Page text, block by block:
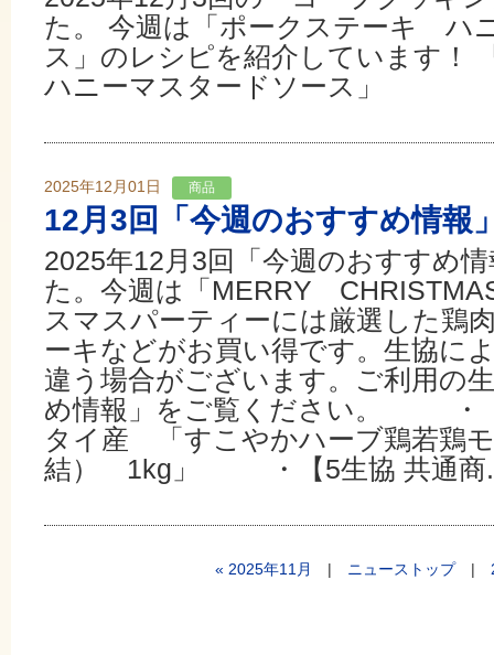
た。 今週は「ポークステーキ ハ
ス」のレシピを紹介しています
ハニーマスタードソース」
2025年12月01日 商品
12月3回「今週のおすすめ情報
2025年12月3回「今週のおすすめ
た。今週は「MERRY
スマスパーティーには厳選した鶏
ーキなどがお買い得です。生協に
違う場合がございます。ご利用の
め情報」をご覧ください。 ・
タイ産 「すこやかハーブ鶏若鶏
結） 1kg」 ・【5生協 共通商
« 2025年11月 | ニューストップ |